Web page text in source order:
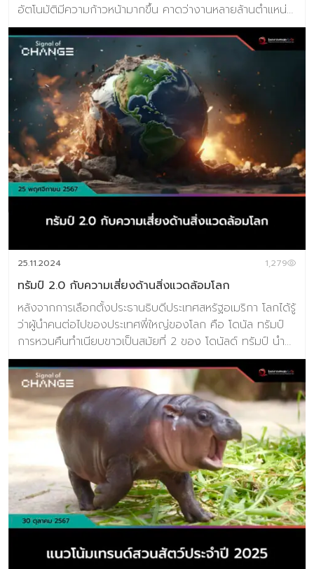
อัตโนมัติมีความก้าวหน้ามากขึ้น คาดว่างานหลายล้านตำแหน่ง
โดยเฉพาะงานด้านการบริหาร จะหายไปภายในปี 2027 ภาระ
งานที่ใช้การทำซ้ำหรือใช้ข้อมูล จะถูกทดแทนด้วยเทคโนโลยีที่มี
ประสิทธิภาพ แล้วสิ่งใดคืออาวุธของมนุษย์ในการต่อสู้กับตลาด
เเรงงานที่มีคู่แข่งหน้าใหม่เหล่านี้ สิ่งนั่นคือ ภูมิปัญญา
(Wisdom) ซึ่งแตกต่างจากความรู้ (Knowledge) หรือสติ
ปัญญา (Intelligence) ภูมิปัญญาเกี่ยวข้องกับการตัดสินใจ
ทางจริยธรรม ความเห็นอกเห็นใจ และการตัดสินใจที่ซับซ้อน
ซึ่งเป็นทักษะที่ปัญญาประดิษฐ์เลียนแบบได้ยาก (หรืออาจได้ใน
อนาคตอันใกล้) เพื่อตอบสนองต่อความต้องการนี้ แนวคิด
ของ “โรงเรียนแห่งภูมิปัญญา” จึงเกิดขึ้น การศึกษาที่เน้น
ภูมิปัญญาจะปลูกฝังการใช้เหตุผลทางจริยธรรม ความตระหนัก
ทางวัฒนธรรม และสติปัญญาทางอารมณ์ เพื่อเตรียม
นักเรียนให้เผชิญกับความท้าทายในโลกแห่งความเป็นจริงด้วย
จำลองด้วย AI, VR มาใช้ ซึ่งจะทำให้ผู้เรียนได้ประสบการณ์
เสมือนจริงในสถานการณ […]
25.11.2024 1,279
ทรัมป์ 2.0 กับความเสี่ยงด้านสิ่งแวดล้อมโลก
หลังจากการเลือกตั้งประธานธิบดีประเทศสหรัฐอเมริกา โลกได้รู้
ว่าผู้นำคนต่อไปของประเทศพี่ใหญ่ของโลก คือ โดนัล ทรัมป์
การหวนคืนทำเนียบขาวเป็นสมัยที่ 2 ของ โดนัลด์ ทรัมป์ นำมา
ซึ่งการเปลี่ยนแปลงด้านนโยบายของประเทศสหรัฐอเมริกาใน
หลายด้าน ทั้ง เศรษฐกิจ สังคม และสิ่งแวดล้อม แน่นอน
ว่าการขยับตัวของประเทศมหาอำนาจอันดับหนึ่งของโลกย่อม
สะเทือนไปทั้งโลก วันนี้เราจะมารีวิวหนึ่งในการเปลี่ยนแปลง
สำคัญคือด้านสิ่งแวดล้่อม วิกฤตสภาพภูมิอากาศและนโยบาย
ทางด้านเศรษฐกิจสีเขียวของสหรัฐอเมริกา เป็นหนึ่งในประเด็น
ที่อาจได้เห็นความเปลี่ยนแปลงทางนโยบายจากการเป็น
ประธานาธิบดีอีกสมัยของทรัมป์ ว่าที่ประธานาธิบดีสหรัฐฯ ผู้นี้
เคยบอกว่าความพยายามในการส่งเสริมพลังงานสีเขียวเป็น
“การหลอกลวง” มีการคาดการณ์ว่า โดนัลด์ ทรัมป์ จะพา
สหรัฐฯ ถอนตัวออกจาก “ข้อตกลงปารีส” (Paris
Agreement) ซึ่งเป็นสนธิสัญญาระหว่างประเทศที่มีผลผูกพัน
ทางกฎหมายเกี่ยวกับการเปลี่ยนแปลงสภาพภูมิอากาศ ซึ่ง